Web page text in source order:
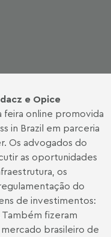
e Opice
online promovida
in Brazil em parceria
Os advogados do
as oportunidades
os
do
de investimentos:
fizeram
brasileiro de